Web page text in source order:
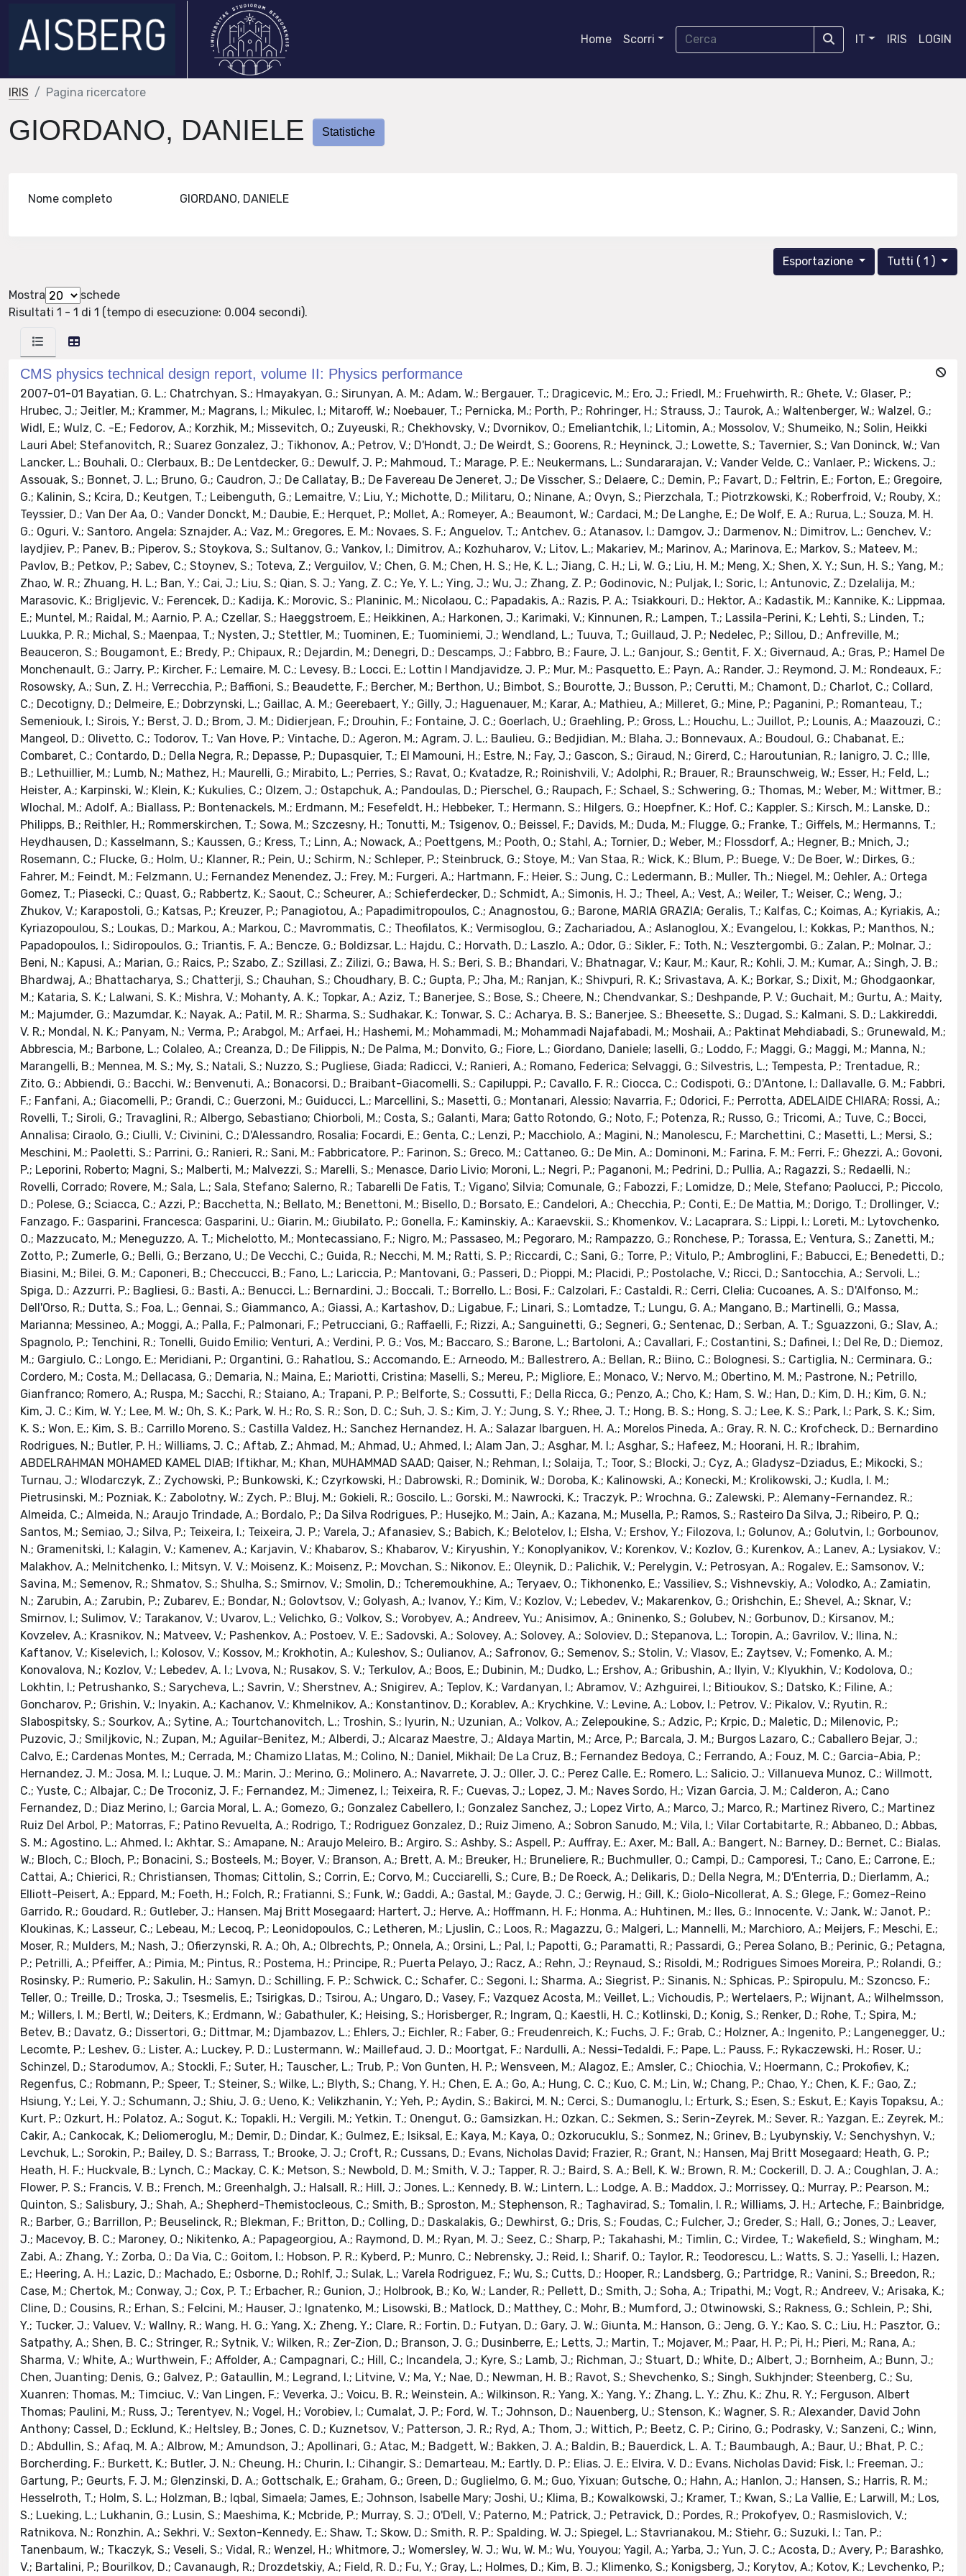
Home Scorri IT IRIS LOGIN
IRIS Pagina ricercatore
GIORDANO, DANIELE Statistiche
Nome completo GIORDANO, DANIELE
Tutti ( 1 )
Esportazione
Mostra
schede
Risultati 1 - 1 di 1 (tempo di esecuzione: 0.004 secondi).
CMS physics technical design report, volume II: Physics performance
2007-01-01 Bayatian, G. L.; Chatrchyan, S.; Hmayakyan, G.; Sirunyan, A. M.; Adam, W.; Bergauer, T.; Dragicevic, M.; Ero, J.; Friedl, M.; Fruehwirth, R.; Ghete, V.; Glaser, P.; Hrubec, J.; Jeitler, M.; Krammer, M.; Magrans, I.; Mikulec, I.; Mitaroff, W.; Noebauer, T.; Pernicka, M.; Porth, P.; Rohringer, H.; Strauss, J.; Taurok, A.; Waltenberger, W.; Walzel, G.; Widl, E.; Wulz, C. -E.; Fedorov, A.; Korzhik, M.; Missevitch, O.; Zuyeuski, R.; Chekhovsky, V.; Dvornikov, O.; Emeliantchik, I.; Litomin, A.; Mossolov, V.; Shumeiko, N.; Solin, Heikki Lauri Abel; Stefanovitch, R.; Suarez Gonzalez, J.; Tikhonov, A.; Petrov, V.; D'Hondt, J.; De Weirdt, S.; Goorens, R.; Heyninck, J.; Lowette, S.; Tavernier, S.; Van Doninck, W.; Van Lancker, L.; Bouhali, O.; Clerbaux, B.; De Lentdecker, G.; Dewulf, J. P.; Mahmoud, T.; Marage, P. E.; Neukermans, L.; Sundararajan, V.; Vander Velde, C.; Vanlaer, P.; Wickens, J.; Assouak, S.; Bonnet, J. L.; Bruno, G.; Caudron, J.; De Callatay, B.; De Favereau De Jeneret, J.; De Visscher, S.; Delaere, C.; Demin, P.; Favart, D.; Feltrin, E.; Forton, E.; Gregoire, G.; Kalinin, S.; Kcira, D.; Keutgen, T.; Leibenguth, G.; Lemaitre, V.; Liu, Y.; Michotte, D.; Militaru, O.; Ninane, A.; Ovyn, S.; Pierzchala, T.; Piotrzkowski, K.; Roberfroid, V.; Rouby, X.; Teyssier, D.; Van Der Aa, O.; Vander Donckt, M.; Daubie, E.; Herquet, P.; Mollet, A.; Romeyer, A.; Beaumont, W.; Cardaci, M.; De Langhe, E.; De Wolf, E. A.; Rurua, L.; Souza, M. H. G.; Oguri, V.; Santoro, Angela; Sznajder, A.; Vaz, M.; Gregores, E. M.; Novaes, S. F.; Anguelov, T.; Antchev, G.; Atanasov, I.; Damgov, J.; Darmenov, N.; Dimitrov, L.; Genchev, V.; Iaydjiev, P.; Panev, B.; Piperov, S.; Stoykova, S.; Sultanov, G.; Vankov, I.; Dimitrov, A.; Kozhuharov, V.; Litov, L.; Makariev, M.; Marinov, A.; Marinova, E.; Markov, S.; Mateev, M.; Pavlov, B.; Petkov, P.; Sabev, C.; Stoynev, S.; Toteva, Z.; Verguilov, V.; Chen, G. M.; Chen, H. S.; He, K. L.; Jiang, C. H.; Li, W. G.; Liu, H. M.; Meng, X.; Shen, X. Y.; Sun, H. S.; Yang, M.; Zhao, W. R.; Zhuang, H. L.; Ban, Y.; Cai, J.; Liu, S.; Qian, S. J.; Yang, Z. C.; Ye, Y. L.; Ying, J.; Wu, J.; Zhang, Z. P.; Godinovic, N.; Puljak, I.; Soric, I.; Antunovic, Z.; Dzelalija, M.; Marasovic, K.; Brigljevic, V.; Ferencek, D.; Kadija, K.; Morovic, S.; Planinic, M.; Nicolaou, C.; Papadakis, A.; Razis, P. A.; Tsiakkouri, D.; Hektor, A.; Kadastik, M.; Kannike, K.; Lippmaa, E.; Muntel, M.; Raidal, M.; Aarnio, P. A.; Czellar, S.; Haeggstroem, E.; Heikkinen, A.; Harkonen, J.; Karimaki, V.; Kinnunen, R.; Lampen, T.; Lassila-Perini, K.; Lehti, S.; Linden, T.; Luukka, P. R.; Michal, S.; Maenpaa, T.; Nysten, J.; Stettler, M.; Tuominen, E.; Tuominiemi, J.; Wendland, L.; Tuuva, T.; Guillaud, J. P.; Nedelec, P.; Sillou, D.; Anfreville, M.; Beauceron, S.; Bougamont, E.; Bredy, P.; Chipaux, R.; Dejardin, M.; Denegri, D.; Descamps, J.; Fabbro, B.; Faure, J. L.; Ganjour, S.; Gentit, F. X.; Givernaud, A.; Gras, P.; Hamel De Monchenault, G.; Jarry, P.; Kircher, F.; Lemaire, M. C.; Levesy, B.; Locci, E.; Lottin I Mandjavidze, J. P.; Mur, M.; Pasquetto, E.; Payn, A.; Rander, J.; Reymond, J. M.; Rondeaux, F.; Rosowsky, A.; Sun, Z. H.; Verrecchia, P.; Baffioni, S.; Beaudette, F.; Bercher, M.; Berthon, U.; Bimbot, S.; Bourotte, J.; Busson, P.; Cerutti, M.; Chamont, D.; Charlot, C.; Collard, C.; Decotigny, D.; Delmeire, E.; Dobrzynski, L.; Gaillac, A. M.; Geerebaert, Y.; Gilly, J.; Haguenauer, M.; Karar, A.; Mathieu, A.; Milleret, G.; Mine, P.; Paganini, P.; Romanteau, T.; Semeniouk, I.; Sirois, Y.; Berst, J. D.; Brom, J. M.; Didierjean, F.; Drouhin, F.; Fontaine, J. C.; Goerlach, U.; Graehling, P.; Gross, L.; Houchu, L.; Juillot, P.; Lounis, A.; Maazouzi, C.; Mangeol, D.; Olivetto, C.; Todorov, T.; Van Hove, P.; Vintache, D.; Ageron, M.; Agram, J. L.; Baulieu, G.; Bedjidian, M.; Blaha, J.; Bonnevaux, A.; Boudoul, G.; Chabanat, E.; Combaret, C.; Contardo, D.; Della Negra, R.; Depasse, P.; Dupasquier, T.; El Mamouni, H.; Estre, N.; Fay, J.; Gascon, S.; Giraud, N.; Girerd, C.; Haroutunian, R.; Ianigro, J. C.; Ille, B.; Lethuillier, M.; Lumb, N.; Mathez, H.; Maurelli, G.; Mirabito, L.; Perries, S.; Ravat, O.; Kvatadze, R.; Roinishvili, V.; Adolphi, R.; Brauer, R.; Braunschweig, W.; Esser, H.; Feld, L.; Heister, A.; Karpinski, W.; Klein, K.; Kukulies, C.; Olzem, J.; Ostapchuk, A.; Pandoulas, D.; Pierschel, G.; Raupach, F.; Schael, S.; Schwering, G.; Thomas, M.; Weber, M.; Wittmer, B.; Wlochal, M.; Adolf, A.; Biallass, P.; Bontenackels, M.; Erdmann, M.; Fesefeldt, H.; Hebbeker, T.; Hermann, S.; Hilgers, G.; Hoepfner, K.; Hof, C.; Kappler, S.; Kirsch, M.; Lanske, D.; Philipps, B.; Reithler, H.; Rommerskirchen, T.; Sowa, M.; Szczesny, H.; Tonutti, M.; Tsigenov, O.; Beissel, F.; Davids, M.; Duda, M.; Flugge, G.; Franke, T.; Giffels, M.; Hermanns, T.; Heydhausen, D.; Kasselmann, S.; Kaussen, G.; Kress, T.; Linn, A.; Nowack, A.; Poettgens, M.; Pooth, O.; Stahl, A.; Tornier, D.; Weber, M.; Flossdorf, A.; Hegner, B.; Mnich, J.; Rosemann, C.; Flucke, G.; Holm, U.; Klanner, R.; Pein, U.; Schirm, N.; Schleper, P.; Steinbruck, G.; Stoye, M.; Van Staa, R.; Wick, K.; Blum, P.; Buege, V.; De Boer, W.; Dirkes, G.; Fahrer, M.; Feindt, M.; Felzmann, U.; Fernandez Menendez, J.; Frey, M.; Furgeri, A.; Hartmann, F.; Heier, S.; Jung, C.; Ledermann, B.; Muller, Th.; Niegel, M.; Oehler, A.; Ortega Gomez, T.; Piasecki, C.; Quast, G.; Rabbertz, K.; Saout, C.; Scheurer, A.; Schieferdecker, D.; Schmidt, A.; Simonis, H. J.; Theel, A.; Vest, A.; Weiler, T.; Weiser, C.; Weng, J.; Zhukov, V.; Karapostoli, G.; Katsas, P.; Kreuzer, P.; Panagiotou, A.; Papadimitropoulos, C.; Anagnostou, G.; Barone, MARIA GRAZIA; Geralis, T.; Kalfas, C.; Koimas, A.; Kyriakis, A.; Kyriazopoulou, S.; Loukas, D.; Markou, A.; Markou, C.; Mavrommatis, C.; Theofilatos, K.; Vermisoglou, G.; Zachariadou, A.; Aslanoglou, X.; Evangelou, I.; Kokkas, P.; Manthos, N.; Papadopoulos, I.; Sidiropoulos, G.; Triantis, F. A.; Bencze, G.; Boldizsar, L.; Hajdu, C.; Horvath, D.; Laszlo, A.; Odor, G.; Sikler, F.; Toth, N.; Vesztergombi, G.; Zalan, P.; Molnar, J.; Beni, N.; Kapusi, A.; Marian, G.; Raics, P.; Szabo, Z.; Szillasi, Z.; Zilizi, G.; Bawa, H. S.; Beri, S. B.; Bhandari, V.; Bhatnagar, V.; Kaur, M.; Kaur, R.; Kohli, J. M.; Kumar, A.; Singh, J. B.; Bhardwaj, A.; Bhattacharya, S.; Chatterji, S.; Chauhan, S.; Choudhary, B. C.; Gupta, P.; Jha, M.; Ranjan, K.; Shivpuri, R. K.; Srivastava, A. K.; Borkar, S.; Dixit, M.; Ghodgaonkar, M.; Kataria, S. K.; Lalwani, S. K.; Mishra, V.; Mohanty, A. K.; Topkar, A.; Aziz, T.; Banerjee, S.; Bose, S.; Cheere, N.; Chendvankar, S.; Deshpande, P. V.; Guchait, M.; Gurtu, A.; Maity, M.; Majumder, G.; Mazumdar, K.; Nayak, A.; Patil, M. R.; Sharma, S.; Sudhakar, K.; Tonwar, S. C.; Acharya, B. S.; Banerjee, S.; Bheesette, S.; Dugad, S.; Kalmani, S. D.; Lakkireddi, V. R.; Mondal, N. K.; Panyam, N.; Verma, P.; Arabgol, M.; Arfaei, H.; Hashemi, M.; Mohammadi, M.; Mohammadi Najafabadi, M.; Moshaii, A.; Paktinat Mehdiabadi, S.; Grunewald, M.; Abbrescia, M.; Barbone, L.; Colaleo, A.; Creanza, D.; De Filippis, N.; De Palma, M.; Donvito, G.; Fiore, L.; Giordano, Daniele; Iaselli, G.; Loddo, F.; Maggi, G.; Maggi, M.; Manna, N.; Marangelli, B.; Mennea, M. S.; My, S.; Natali, S.; Nuzzo, S.; Pugliese, Giada; Radicci, V.; Ranieri, A.; Romano, Federica; Selvaggi, G.; Silvestris, L.; Tempesta, P.; Trentadue, R.; Zito, G.; Abbiendi, G.; Bacchi, W.; Benvenuti, A.; Bonacorsi, D.; Braibant-Giacomelli, S.; Capiluppi, P.; Cavallo, F. R.; Ciocca, C.; Codispoti, G.; D'Antone, I.; Dallavalle, G. M.; Fabbri, F.; Fanfani, A.; Giacomelli, P.; Grandi, C.; Guerzoni, M.; Guiducci, L.; Marcellini, S.; Masetti, G.; Montanari, Alessio; Navarria, F.; Odorici, F.; Perrotta, ADELAIDE CHIARA; Rossi, A.; Rovelli, T.; Siroli, G.; Travaglini, R.; Albergo, Sebastiano; Chiorboli, M.; Costa, S.; Galanti, Mara; Gatto Rotondo, G.; Noto, F.; Potenza, R.; Russo, G.; Tricomi, A.; Tuve, C.; Bocci, Annalisa; Ciraolo, G.; Ciulli, V.; Civinini, C.; D'Alessandro, Rosalia; Focardi, E.; Genta, C.; Lenzi, P.; Macchiolo, A.; Magini, N.; Manolescu, F.; Marchettini, C.; Masetti, L.; Mersi, S.; Meschini, M.; Paoletti, S.; Parrini, G.; Ranieri, R.; Sani, M.; Fabbricatore, P.; Farinon, S.; Greco, M.; Cattaneo, G.; De Min, A.; Dominoni, M.; Farina, F. M.; Ferri, F.; Ghezzi, A.; Govoni, P.; Leporini, Roberto; Magni, S.; Malberti, M.; Malvezzi, S.; Marelli, S.; Menasce, Dario Livio; Moroni, L.; Negri, P.; Paganoni, M.; Pedrini, D.; Pullia, A.; Ragazzi, S.; Redaelli, N.; Rovelli, Corrado; Rovere, M.; Sala, L.; Sala, Stefano; Salerno, R.; Tabarelli De Fatis, T.; Vigano', Silvia; Comunale, G.; Fabozzi, F.; Lomidze, D.; Mele, Stefano; Paolucci, P.; Piccolo, D.; Polese, G.; Sciacca, C.; Azzi, P.; Bacchetta, N.; Bellato, M.; Benettoni, M.; Bisello, D.; Borsato, E.; Candelori, A.; Checchia, P.; Conti, E.; De Mattia, M.; Dorigo, T.; Drollinger, V.; Fanzago, F.; Gasparini, Francesca; Gasparini, U.; Giarin, M.; Giubilato, P.; Gonella, F.; Kaminskiy, A.; Karaevskii, S.; Khomenkov, V.; Lacaprara, S.; Lippi, I.; Loreti, M.; Lytovchenko, O.; Mazzucato, M.; Meneguzzo, A. T.; Michelotto, M.; Montecassiano, F.; Nigro, M.; Passaseo, M.; Pegoraro, M.; Rampazzo, G.; Ronchese, P.; Torassa, E.; Ventura, S.; Zanetti, M.; Zotto, P.; Zumerle, G.; Belli, G.; Berzano, U.; De Vecchi, C.; Guida, R.; Necchi, M. M.; Ratti, S. P.; Riccardi, C.; Sani, G.; Torre, P.; Vitulo, P.; Ambroglini, F.; Babucci, E.; Benedetti, D.; Biasini, M.; Bilei, G. M.; Caponeri, B.; Checcucci, B.; Fano, L.; Lariccia, P.; Mantovani, G.; Passeri, D.; Pioppi, M.; Placidi, P.; Postolache, V.; Ricci, D.; Santocchia, A.; Servoli, L.; Spiga, D.; Azzurri, P.; Bagliesi, G.; Basti, A.; Benucci, L.; Bernardini, J.; Boccali, T.; Borrello, L.; Bosi, F.; Calzolari, F.; Castaldi, R.; Cerri, Clelia; Cucoanes, A. S.; D'Alfonso, M.; Dell'Orso, R.; Dutta, S.; Foa, L.; Gennai, S.; Giammanco, A.; Giassi, A.; Kartashov, D.; Ligabue, F.; Linari, S.; Lomtadze, T.; Lungu, G. A.; Mangano, B.; Martinelli, G.; Massa, Marianna; Mes